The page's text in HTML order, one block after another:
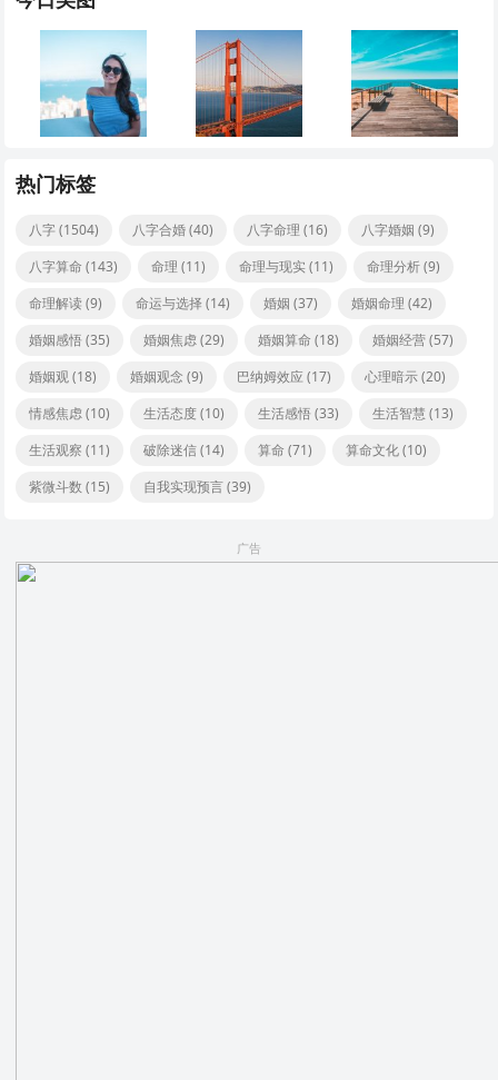
热门标签
八字(1504) 八字合婚(40) 八字命理 (16) 八字婚姻 (9)
八字算命 (143) 命理 (11) 命理与现实(11) 命理分析(9)
命理解读(9) 命运与选择(14) 婚姻 (37) 婚姻命理 (42)
婚姻感悟(35) 婚姻焦虑(29) 婚姻算命 (18) 婚姻经营(57)
婚姻观(18) 婚姻观念 (9) 巴纳姆效应 (17) 心理暗示(20)
情感焦虑(10) 生活态度(10) 生活感悟(33) 生活智慧 (13)
生活观察 (11) 破除迷信(14) 算命 (71) 算命文化(10)
紫微斗数 (15) 自我实现预言(39)
广告